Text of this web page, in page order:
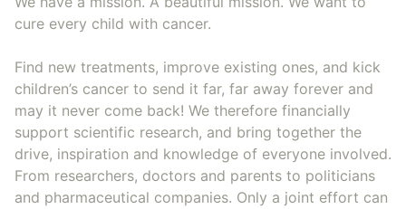
cure every child with cancer.
Find new treatments, improve existing ones, and kick
children’s cancer to send it far, far away forever and
may it never come back! We therefore financially
support scientific research, and bring together the
drive, inspiration and knowledge of everyone involved.
From researchers, doctors and parents to politicians
and pharmaceutical companies. Only a joint effort can